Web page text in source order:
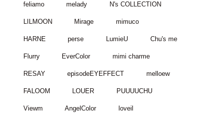
feliamo melady N's COLLECTION
LILMOON Mirage mimuco
HARNE perse LumieU Chu's me
Flurry EverColor mimi charme
RESAY episodeEYEFFECT melloew
FALOOM LOUER PUUUUCHU
Viewm AngelColor loveil